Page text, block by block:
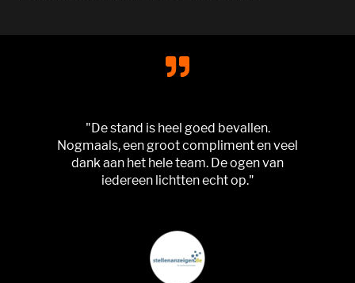
"De stand is heel goed bevallen.
Nogmaals, een groot compliment en veel
dank aan het hele team. De ogen van
iedereen lichtten echt op."